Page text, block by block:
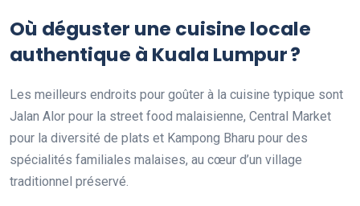
Où déguster une cuisine locale
authentique à Kuala Lumpur ?
Les meilleurs endroits pour goûter à la cuisine typique sont
Jalan Alor pour la street food malaisienne, Central Market
pour la diversité de plats et Kampong Bharu pour des
spécialités familiales malaises, au cœur d’un village
traditionnel préservé.